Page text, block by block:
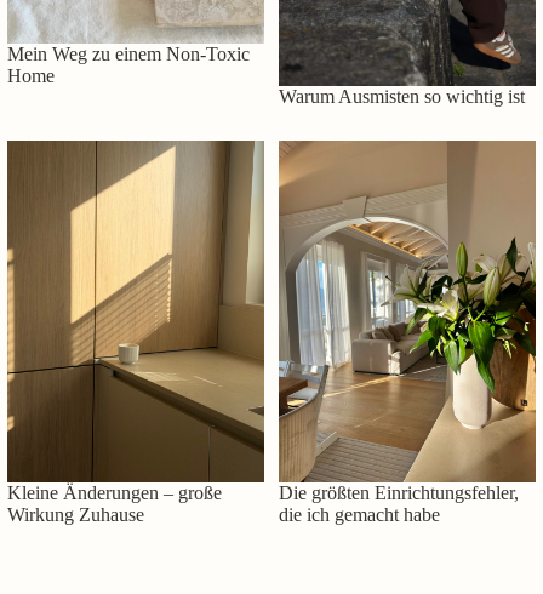
Mein Weg zu einem Non-Toxic
Home
Warum Ausmisten so wichtig ist
Kleine Änderungen – große
Wirkung Zuhause
Die größten Einrichtungsfehler,
die ich gemacht habe